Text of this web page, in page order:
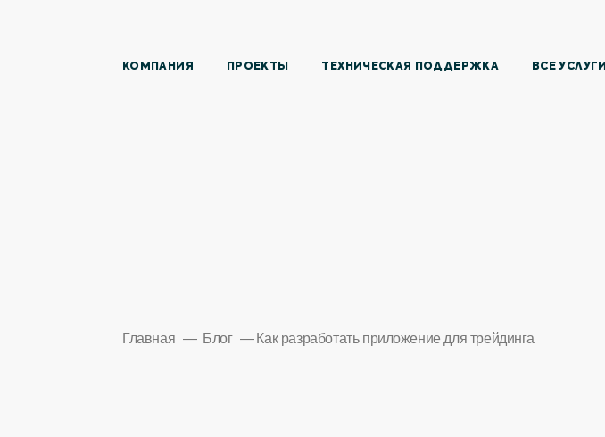
КОМПАНИЯ ПРОЕКТЫ ТЕХНИЧЕСКАЯ ПОДДЕРЖКА ВСЕ УСЛУГИ
Главная Блог Как разработать приложение для трейдинга